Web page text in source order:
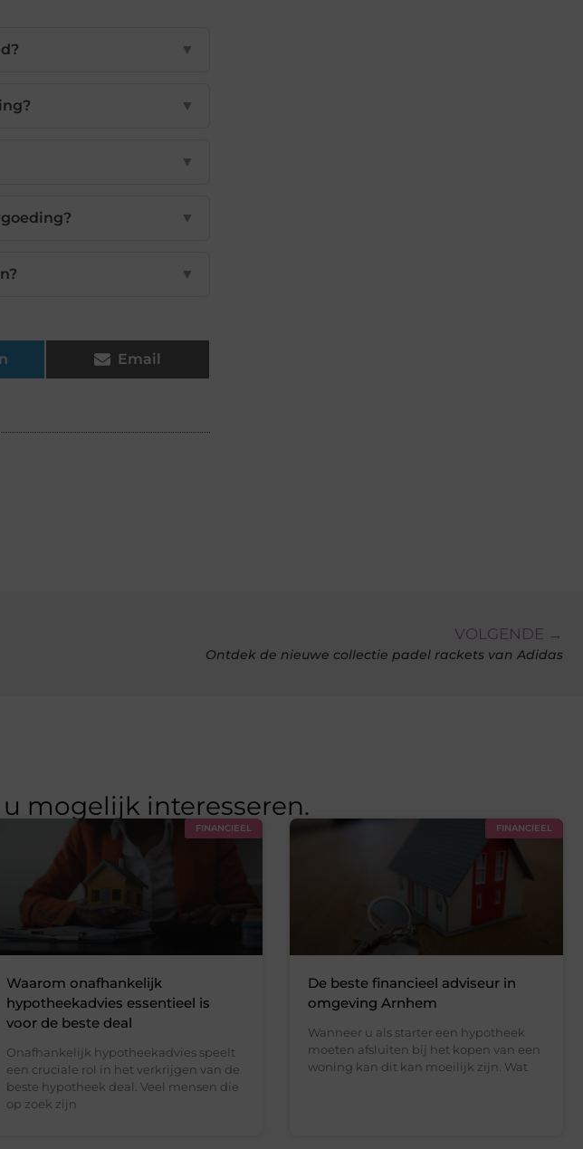
▼
▼
▼
▼
▼
Email
VOLGENDE →
Ontdek de nieuwe collectie padel rackets van Adidas
mogelijk interesseren.
FINANCIEEL
Waarom onafhankelijk
hypotheekadvies essentieel is
voor de beste deal
Onafhankelijk hypotheekadvies speelt
een cruciale rol in het verkrijgen van de
beste hypotheek deal. Veel mensen die
op zoek zijn
FINANCIEEL
De beste financieel adviseur in
omgeving Arnhem
Wanneer u als starter een hypotheek
moeten afsluiten bij het kopen van een
woning kan dit kan moeilijk zijn. Wat